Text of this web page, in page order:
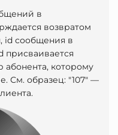
в
возвратом
id сообщения в
присваивается
абонента, которому
См. образец: "107" —